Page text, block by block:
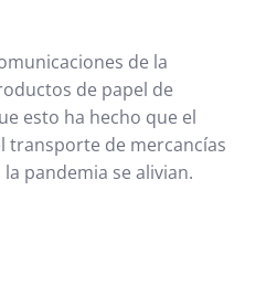
de la
de papel de
esto ha hecho que el
transporte de mercancías
pandemia se alivian.